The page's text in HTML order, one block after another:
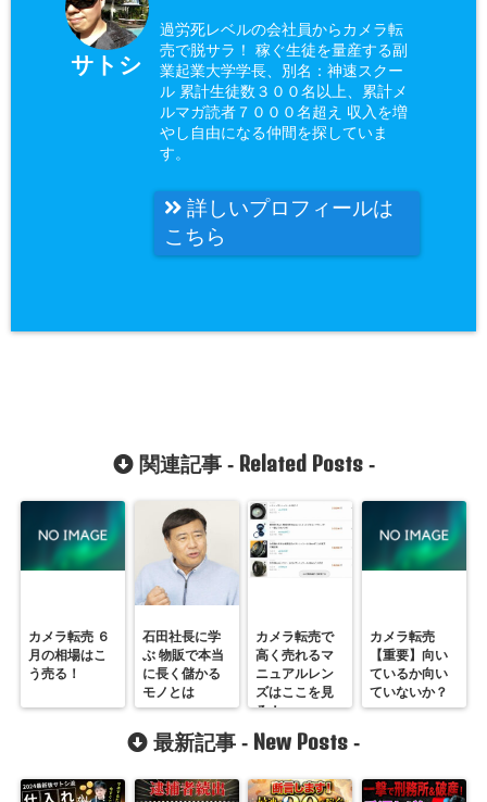
サトシ
過労死レベルの会社員からカメラ転
売で脱サラ！ 稼ぐ生徒を量産する副
業起業大学学長、別名：神速スクー
ル 累計生徒数３００名以上、累計メ
ルマガ読者７０００名超え 収入を増
やし自由になる仲間を探していま
す。
詳しいプロフィールは
こちら
関連記事 - Related Posts-
カメラ転売 ６
月の相場はこ
う売る！
石田社長に学
ぶ 物販で本当
に長く儲かる
モノとは
カメラ転売で
高く売れるマ
ニュアルレン
ズはここを見
ろ！
カメラ転売
【重要】向い
ているか向い
ていないか？
最新記事 - New Posts -